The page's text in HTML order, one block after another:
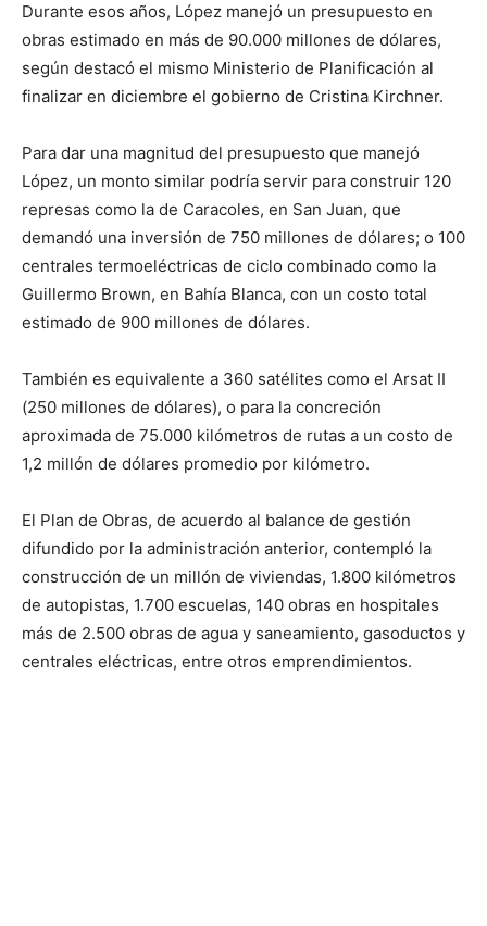
Durante esos años, López manejó un presupuesto en
obras estimado en más de 90.000 millones de dólares,
según destacó el mismo Ministerio de Planificación al
finalizar en diciembre el gobierno de Cristina Kirchner.
Para dar una magnitud del presupuesto que manejó
López, un monto similar podría servir para construir 120
represas como la de Caracoles, en San Juan, que
demandó una inversión de 750 millones de dólares; o 100
centrales termoeléctricas de ciclo combinado como la
Guillermo Brown, en Bahía Blanca, con un costo total
estimado de 900 millones de dólares.
También es equivalente a 360 satélites como el Arsat II
(250 millones de dólares), o para la concreción
aproximada de 75.000 kilómetros de rutas a un costo de
1,2 millón de dólares promedio por kilómetro.
El Plan de Obras, de acuerdo al balance de gestión
difundido por la administración anterior, contempló la
construcción de un millón de viviendas, 1.800 kilómetros
de autopistas, 1.700 escuelas, 140 obras en hospitales
más de 2.500 obras de agua y saneamiento, gasoductos y
centrales eléctricas, entre otros emprendimientos.